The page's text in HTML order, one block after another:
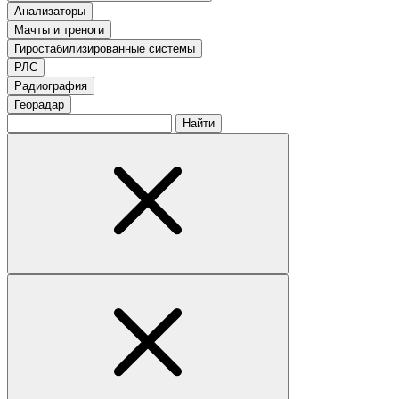
Анализаторы
Мачты и треноги
Гиростабилизированные системы
РЛС
Радиография
Георадар
Найти